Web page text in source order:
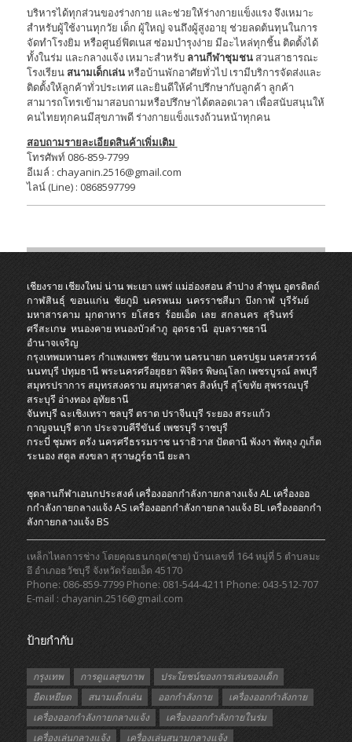
บริหารได้ทุกส่วนของร่างกาย และช่วยให้ร่างกายแข็งแรง จึงเหมาะ
สำหรับผู้ใช้งานทุกวัย เด็ก ผู้ใหญ่ จนถึงผู้สูงอายุ ช่วยลดต้นทุนในการ
จัดทำโรงยิม หรือศูนย์ฟิตเนส ซ่อมบำรุงง่าย มีอะไหล่ทุกชิ้น ติดตั้งได้
ทั้งในร่ม และกลางแจ้ง เหมาะสำหรับ ลานกีฬาชุมชนสวนสาธารณะ
โรงเรียนสนามเด็กเล่นหรือบ้านพักอาศัยทั่วไป เรามีบริการจัดส่งและ
ติดตั้งให้ลูกค้าทั่วประเทศ และยินดีให้คำปรึกษากับลูกค้า ลูกค้า
สามารถโทรเข้ามาสอบถามหรือปรึกษาได้ตลอดเวลา เพื่อสนับสนุนให้
คนไทยทุกคนมีสุขภาพดี ร่างกายแข็งแรงถ้วนหน้าทุกคน
สอบถามรายละเอียดสินค้าเพิ่มเติม
โทรศัพท์ 086-859-7799
อีเมล์ : chayanin.2516@gmail.com
ไลน์ (Line) : 0868597799
เชียงราย เชียงใหม่ น่านพะเยา แพร่ แม่ฮ่องสอน ลำปาง ลำพูน อุตรดิตถ์
กาฬสินธุ์ ขอนแก่น ชัยภูมิ นครพนม นครราชสีมา บึงกาฬ บุรีรัมย์
มหาสารคาม มุกดาหาร ยโสธร ร้อยเอ็ด เลย สกลนคร สุรินทร์
ศรีสะเกษ หนองคายหนองบัวลำภู อุดรธานี อุบลราชธานี
อำนาจเจริญ
กรุงเทพมหานคร กำแพงเพชร ชัยนาทนครนายก นครปฐม นครสวรรค์
นนทบุรีปทุมธานีพระนครศรีอยุธยา พิจิตรพิษณุโลก เพชรบูรณ์ ลพบุรี
สมุทรปราการสมุทรสงคราม สมุทรสาครสิงห์บุรี สุโขทัยสุพรรณบุรี
สระบุรี อ่างทอง อุทัยธานี
จันทบุรี ฉะเชิงเทรา ชลบุรี ตราดปราจีนบุรีระยองสระแก้ว
กาญจนบุรีตาก ประจวบคีรีขันธ์ เพชรบุรีราชบุรี
กระบี่ ชุมพร ตรังนครศรีธรรมราชนราธิวาสปัตตานีพังงา พัทลุงภูเก็ต
ระนอง สตูล สงขลา สุราษฎร์ธานี ยะลา
ชุดลานกีฬาเอนกประสงค์ เครื่องออกกําลังกายกลางแจ้ง AL เครื่องออ
กกําลังกายกลางแจ้ง AS เครื่องออกกําลังกายกลางแจ้ง BL เครื่องออกกํา
ลังกายกลางแจ้ง BS
เหล็กไหลการช่าง โดยคุณธนกฤต(ชาย) บ้านเลขที่ 164 หมู่ที่ 5 ตำบลมะ
อึ อำเภอธวัชบุรี จังหวัดร้อยเอ็ด 45170
Phone: 086-859-7799 Phone: 081-544-4211 Phone: 043-512-707
E-mail : chayanin.2516@gmail.com
ป้ายกำกับ
กรุงเทพ การดูแลสุขภาพ
ประโยชน์ของการเล่นของเด็ก
ยืดเหยียด
สนามเด็กเล่น ออกกำลังกาย
เครื่องออกกำลังกาย
เครื่องออกกำลังกายกลางแจ้ง
เครื่องออกกำลังกายในร่ม
เครื่องเล่นกลางแจ้ง
เครื่องเล่นสนามกลางแจ้ง